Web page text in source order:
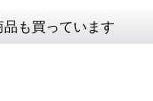
も買っています